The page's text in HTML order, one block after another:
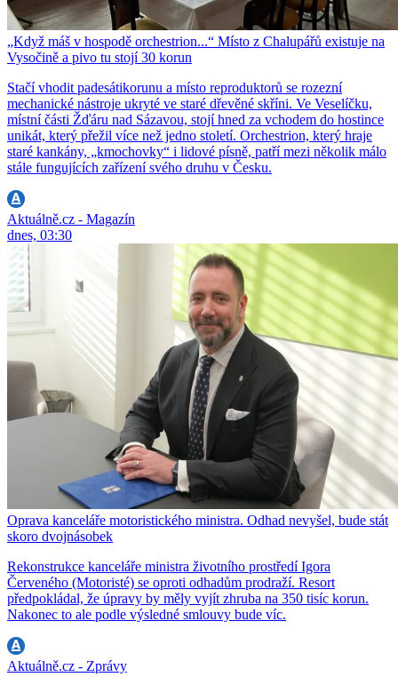
„Když máš v hospodě orchestrion...“ Místo z Chalupářů existuje na
Vysočině a pivo tu stojí 30 korun
Stačí vhodit padesátikorunu a místo reproduktorů se rozezní
mechanické nástroje ukryté ve staré dřevěné skříni. Ve Veselíčku,
místní části Žďáru nad Sázavou, stojí hned za vchodem do hostince
unikát, který přežil více než jedno století. Orchestrion, který hraje
staré kankány, „kmochovky“ i lidové písně, patří mezi několik málo
stále fungujících zařízení svého druhu v Česku.
Aktuálně.cz - Magazín
dnes, 03:30
Oprava kanceláře motoristického ministra. Odhad nevyšel, bude stát
skoro dvojnásobek
Rekonstrukce kanceláře ministra životního prostředí Igora
Červeného (Motoristé) se oproti odhadům prodraží. Resort
předpokládal, že úpravy by měly vyjít zhruba na 350 tisíc korun.
Nakonec to ale podle výsledné smlouvy bude víc.
Aktuálně.cz - Zprávy